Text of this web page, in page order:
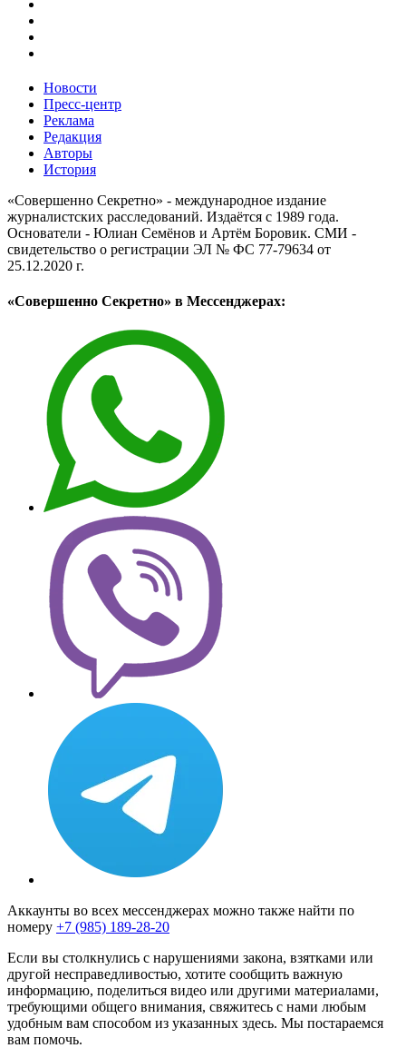
Новости
Пресс-центр
Реклама
Редакция
Авторы
История
«Совершенно Секретно» - международное издание
журналистских расследований. Издаётся с 1989 года.
Основатели - Юлиан Семёнов и Артём Боровик. CМИ -
свидетельство о регистрации ЭЛ № ФС 77-79634 от
25.12.2020 г.
«Совершенно Секретно» в Мессенджерах:
Аккаунты во всех мессенджерах можно также найти по
номеру +7 (985) 189-28-20
Если вы столкнулись с нарушениями закона, взятками или
другой несправедливостью, хотите сообщить важную
информацию, поделиться видео или другими материалами,
требующими общего внимания, свяжитесь с нами любым
удобным вам способом из указанных здесь. Мы постараемся
вам помочь.